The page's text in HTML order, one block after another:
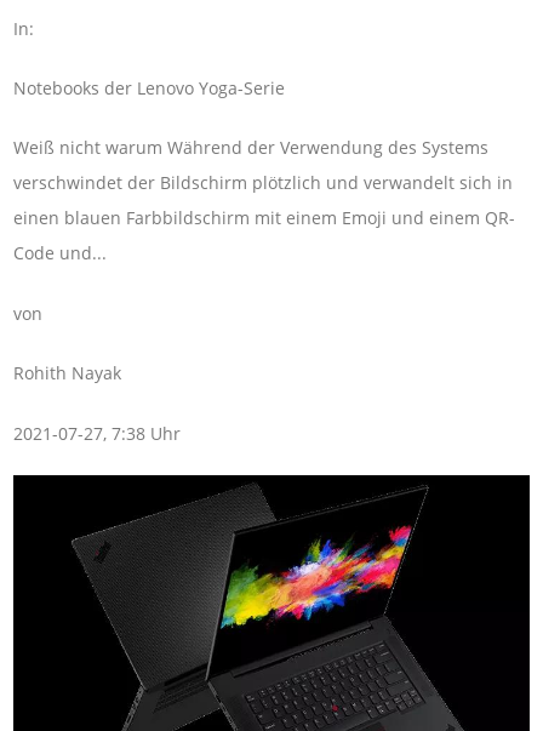
In:
Notebooks der Lenovo Yoga-Serie
Weiß nicht warum Während der Verwendung des Systems
verschwindet der Bildschirm plötzlich und verwandelt sich in
einen blauen Farbbildschirm mit einem Emoji und einem QR-
Code und...
von
Rohith Nayak
2021-07-27, 7:38 Uhr